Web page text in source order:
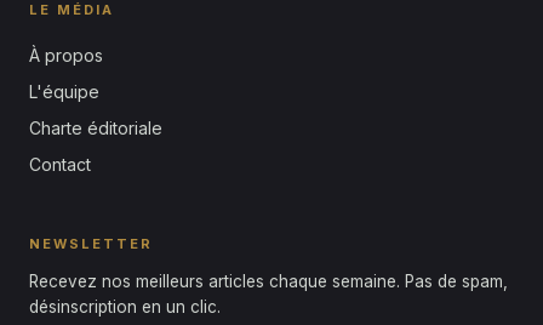
LE MÉDIA
À propos
L'équipe
Charte éditoriale
Contact
NEWSLETTER
Recevez nos meilleurs articles chaque semaine. Pas de spam,
désinscription en un clic.